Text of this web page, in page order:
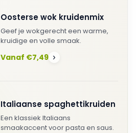
Oosterse wok kruidenmix
Geef je wokgerecht een warme,
kruidige en volle smaak.
Vanaf €7,49 ›
Italiaanse spaghettikruiden
Een klassiek Italiaans
smaakaccent voor pasta en saus.